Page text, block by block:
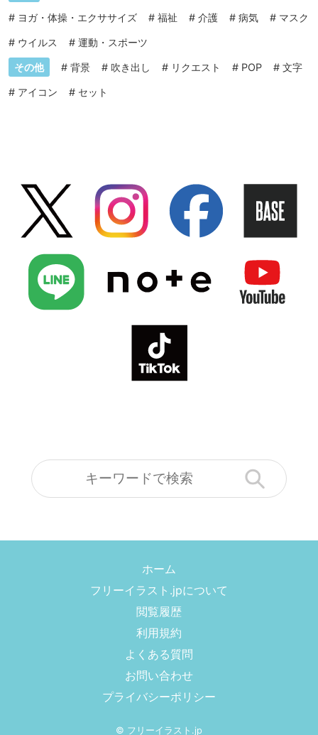
# ヨガ・体操・エクササイズ # 福祉 # 介護 # 病気 # マスク
# ウイルス # 運動・スポーツ
その他 # 背景 # 吹き出し # リクエスト # POP # 文字
# アイコン # セット
ホーム
フリーイラスト.jpについて
閲覧履歴
利用規約
よくある質問
お問い合わせ
プライバシーポリシー
© フリーイラスト.jp